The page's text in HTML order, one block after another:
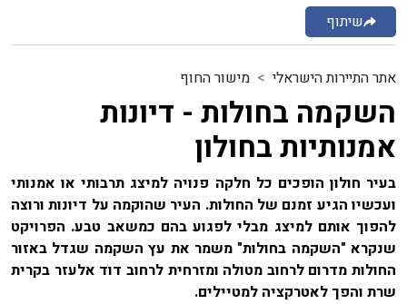
שיתוף
אתר התיירות הישראלי מישור החוף
השקמה בחולות - דיונות
אמנותיות בחולון
בעיר חולון הופכים כל חלקה פנויה למיצג תרבותי או אמנותי
ועכשיו הגיע זמנם של החולות. העיר שהוקמה על דיונות ורוצה
להפוך אותם למיצג מבלי לפגוע בהם כמשאב טבע. הפרויקט
שנקרא "השקמה בחולות" משמר את עץ השקמה שגדל באזור
החולות מדרום לרחוב מטולה ומזרחית לרחוב דוד אלעזר בקרית
שרת והפך לאטרקציה למטיילים.